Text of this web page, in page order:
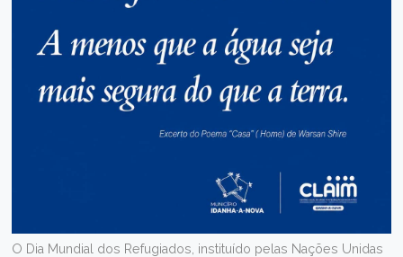
O Dia Mundial dos Refugiados, instituído pelas Nações Unidas